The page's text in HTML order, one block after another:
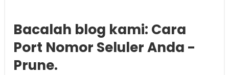
Bacalah blog kami: Cara
Port Nomor Seluler Anda -
Prune.